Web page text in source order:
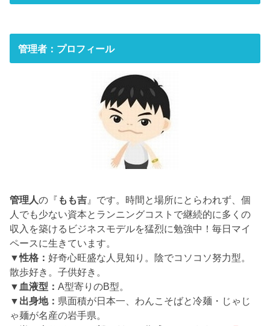
管理者：プロフィール
管理人の『 もも吉 』です。時間と場所にとらわれず、個
人でも少ない資本とランニングコストで継続的に多くの
収入を築けるビジネスモデルを猛烈に勉強中！毎日マイ
ペースに生きています。
▼性格：好奇心旺盛な人見知り。陰でコソコソ努力型。
散歩好き。子供好き。
▼血液型：A型寄りのB型。
▼出身地： 県面積が日本一、わんこそばと冷麺・じゃじ
ゃ麺が名産の岩手県。